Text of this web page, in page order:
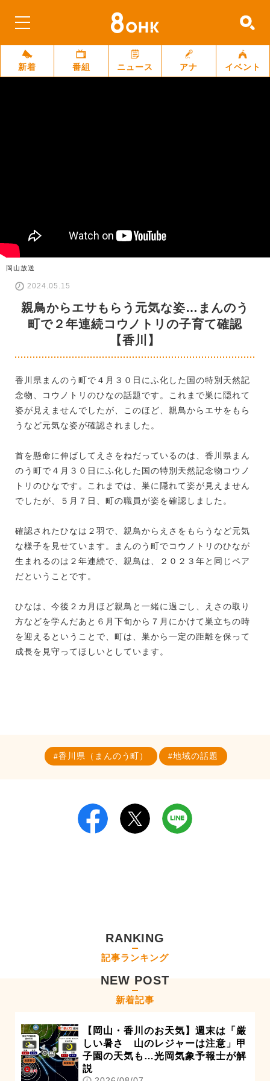
新着 番組 ニュース アナ イベント
岡山放送
2024.05.15
親鳥からエサもらう元気な姿…まんのう
町で２年連続コウノトリの子育て確認
【香川】
香川県まんのう町で４月３０日にふ化した国の特別天然記
念物、コウノトリのひなの話題です。これまで巣に隠れて
姿が見えませんでしたが、このほど、親鳥からエサをもら
うなど元気な姿が確認されました。
首を懸命に伸ばしてえさをねだっているのは、香川県まん
のう町で４月３０日にふ化した国の特別天然記念物コウノ
トリのひなです。これまでは、巣に隠れて姿が見えません
でしたが、５月７日、町の職員が姿を確認しました。
確認されたひなは２羽で、親鳥からえさをもらうなど元気
な様子を見せています。まんのう町でコウノトリのひなが
生まれるのは２年連続で、親鳥は、２０２３年と同じペア
だということです。
ひなは、今後２カ月ほど親鳥と一緒に過ごし、えさの取り
方などを学んだあと６月下旬から７月にかけて巣立ちの時
を迎えるということで、町は、巣から一定の距離を保って
成長を見守ってほしいとしています。
香川県（まんのう町） 地域の話題
RANKING
記事ランキング
NEW POST
新着記事
【岡山・香川のお天気】週末は「厳
しい暑さ 山のレジャーは注意」甲
子園の天気も…光岡気象予報士が解
説